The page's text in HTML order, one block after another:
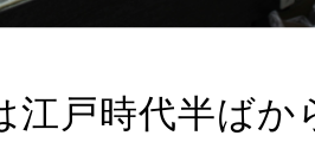
江戸時代半ば